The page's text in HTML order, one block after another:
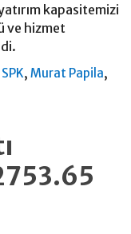
kapasitemizi
ve hizmet
SPK,Murat Papila,